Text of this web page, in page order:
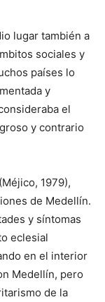
lugar también a
sociales y
países lo
y
el
y contrario
1979),
de Medellín.
y síntomas
eclesial
en el interior
Medellín, pero
de la